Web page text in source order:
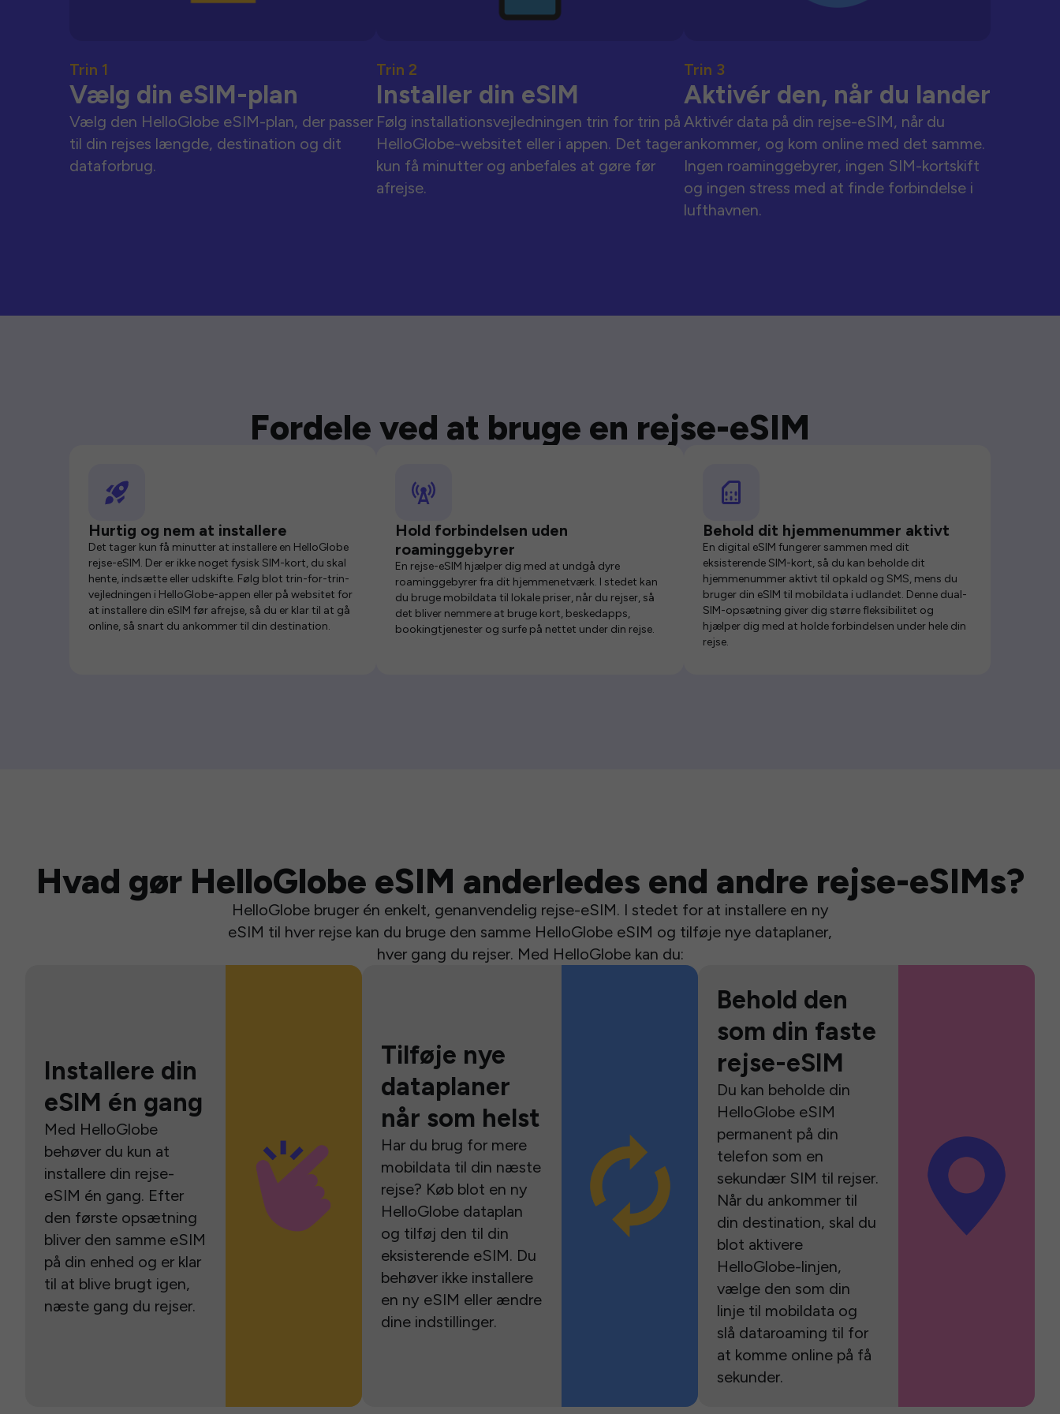
Trin 1
Vælg din eSIM-plan
Vælg den HelloGlobe eSIM-plan, der passer
til din rejses længde, destination og dit
dataforbrug.
Trin 2
Installer din eSIM
Følg installationsvejledningen trin for trin på
HelloGlobe-websitet eller i appen. Det tager
kun få minutter og anbefales at gøre før
afrejse.
Trin 3
Aktivér den, når du lander
Aktivér data på din rejse-eSIM, når du
ankommer, og kom online med det samme.
Ingen roaminggebyrer, ingen SIM-kortskift
og ingen stress med at finde forbindelse i
lufthavnen.
Fordele ved at bruge en rejse-eSIM
Hurtig og nem at installere
Det tager kun få minutter at installere en HelloGlobe
rejse-eSIM. Der er ikke noget fysisk SIM-kort, du skal
hente, indsætte eller udskifte. Følg blot trin-for-trin-
vejledningen i HelloGlobe-appen eller på websitet for
at installere din eSIM før afrejse, så du er klar til at gå
online, så snart du ankommer til din destination.
Hold forbindelsen uden
roaminggebyrer
En rejse-eSIM hjælper dig med at undgå dyre
roaminggebyrer fra dit hjemmenetværk. I stedet kan
du bruge mobildata til lokale priser, når du rejser, så
det bliver nemmere at bruge kort, beskedapps,
bookingtjenester og surfe på nettet under din rejse.
Behold dit hjemmenummer aktivt
En digital eSIM fungerer sammen med dit
eksisterende SIM-kort, så du kan beholde dit
hjemmenummer aktivt til opkald og SMS, mens du
bruger din eSIM til mobildata i udlandet. Denne dual-
SIM-opsætning giver dig større fleksibilitet og
hjælper dig med at holde forbindelsen under hele din
rejse.
Hvad gør HelloGlobe eSIM anderledes end andre rejse-eSIMs?
HelloGlobe bruger én enkelt, genanvendelig rejse-eSIM. I stedet for at installere en ny
eSIM til hver rejse kan du bruge den samme HelloGlobe eSIM og tilføje nye dataplaner,
hver gang du rejser. Med HelloGlobe kan du:
Installere din
eSIM én gang
Med HelloGlobe
behøver du kun at
installere din rejse-
eSIM én gang. Efter
den første opsætning
bliver den samme eSIM
på din enhed og er klar
til at blive brugt igen,
næste gang du rejser.
Tilføje nye
dataplaner
når som helst
Har du brug for mere
mobildata til din næste
rejse? Køb blot en ny
HelloGlobe dataplan
og tilføj den til din
eksisterende eSIM. Du
behøver ikke installere
en ny eSIM eller ændre
dine indstillinger.
Behold den
som din faste
rejse-eSIM
Du kan beholde din
HelloGlobe eSIM
permanent på din
telefon som en
sekundær SIM til rejser.
Når du ankommer til
din destination, skal du
blot aktivere
HelloGlobe-linjen,
vælge den som din
linje til mobildata og
slå dataroaming til for
at komme online på få
sekunder.